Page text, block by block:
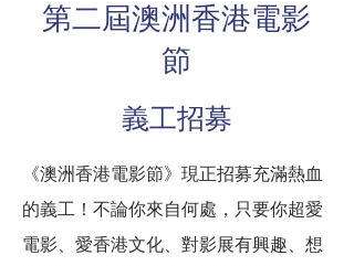
第二屆澳洲香港電影
節
義工招募
《澳洲香港電影節》現正招募充滿熱血
的義工！不論你來自何處，只要你超愛
電影、愛香港文化、對影展有興趣、想